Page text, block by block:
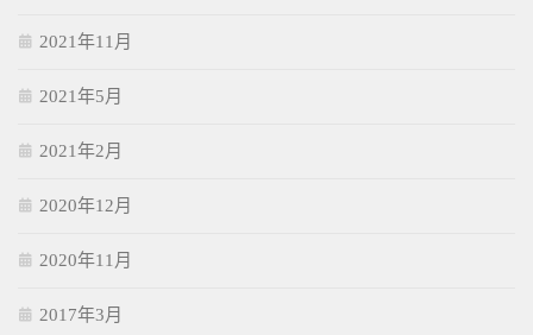
2021年11月
2021年5月
2021年2月
2020年12月
2020年11月
2017年3月